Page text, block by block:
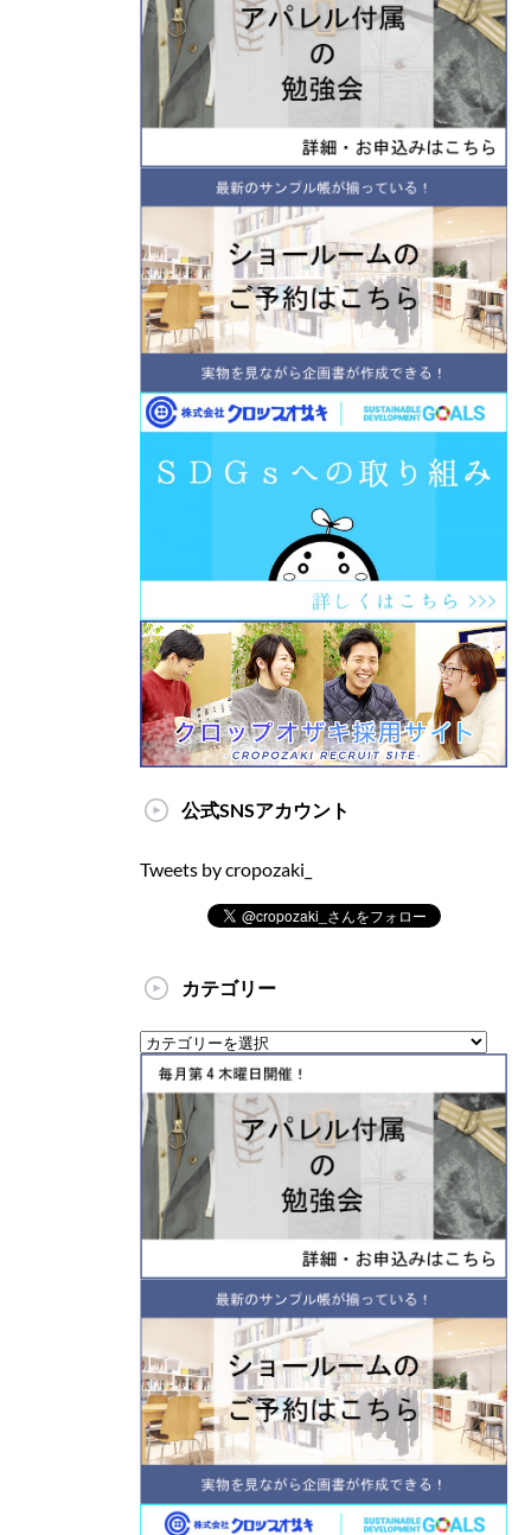
公式SNSアカウント
Tweets by cropozaki_
カテゴリー